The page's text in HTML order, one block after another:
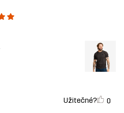
Užitečné? 0